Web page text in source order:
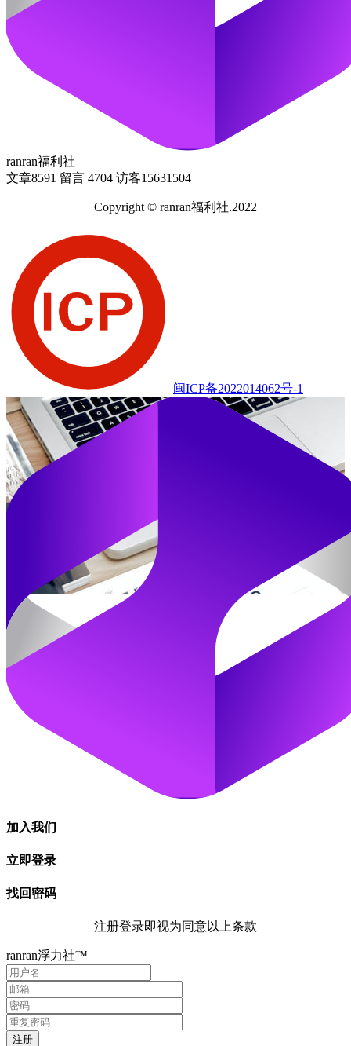
ranran福利社
文章8591 留言 4704 访客15631504
Copyright © ranran福利社.2022
闽ICP备2022014062号-1
加入我们
立即登录
找回密码
注册登录即视为同意以上条款
ranran浮力社™